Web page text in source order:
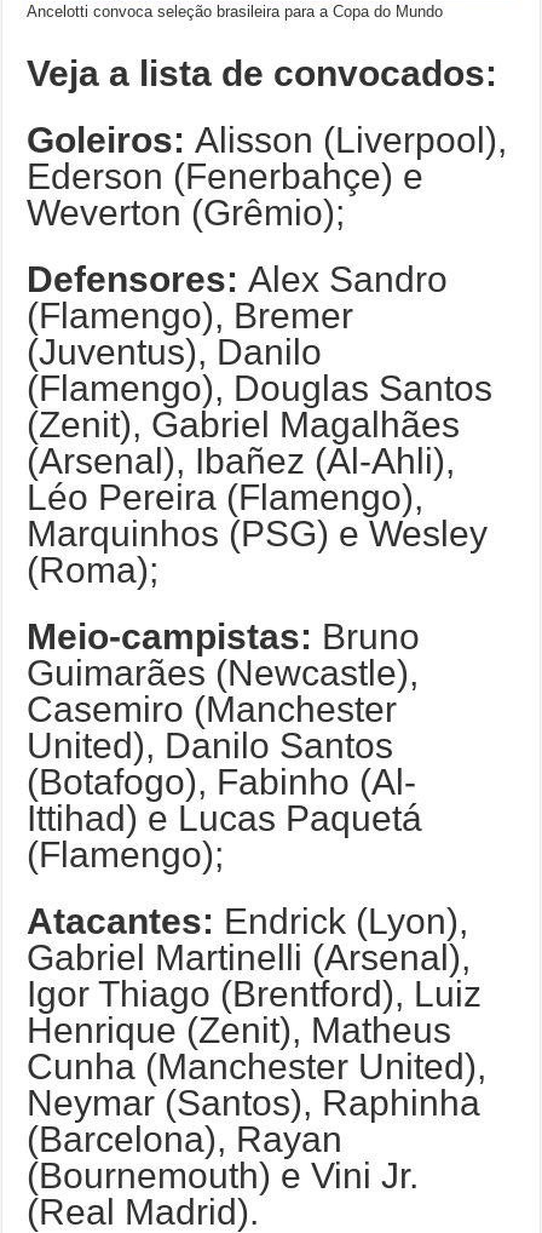
Ancelotti convoca seleção brasileira para a Copa do Mundo
Veja a lista de convocados:
Goleiros:Alisson (Liverpool),
Ederson (Fenerbahçe) e
Weverton (Grêmio);
Defensores:Alex Sandro
(Flamengo), Bremer
(Juventus), Danilo
(Flamengo), Douglas Santos
(Zenit), Gabriel Magalhães
(Arsenal), Ibañez (Al-Ahli),
Léo Pereira (Flamengo),
Marquinhos (PSG) e Wesley
(Roma);
Meio-campistas: Bruno
Guimarães (Newcastle),
Casemiro (Manchester
United), Danilo Santos
(Botafogo), Fabinho (Al-
Ittihad) e Lucas Paquetá
(Flamengo);
Atacantes: Endrick (Lyon),
Gabriel Martinelli (Arsenal),
Igor Thiago (Brentford), Luiz
Henrique (Zenit), Matheus
Cunha (Manchester United),
Neymar (Santos), Raphinha
(Barcelona), Rayan
(Bournemouth) e Vini Jr.
(Real Madrid).